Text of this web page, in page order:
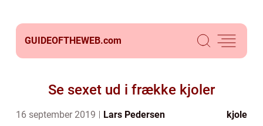
GUIDEOFTHEWEB.com
Se sexet ud i frække kjoler
16 september 2019 Lars Pedersen kjole